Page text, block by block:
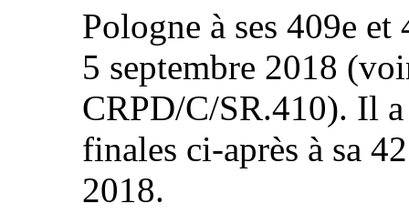
Pologne à ses 409e et
5 septembre 2018
CRPD/C/SR.410). Il
finales ci-après à sa
2018.